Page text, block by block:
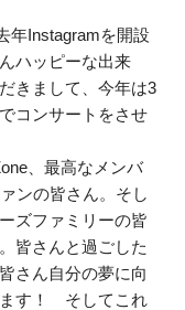
年Instagramを開設
ハッピーな出来
きまして、今年は3
コンサートをさせ
、最高なメンバ
ンの皆さん。そし
ズファミリーの皆
皆さんと過ごした
さん自分の夢に向
ます！ そしてこれ